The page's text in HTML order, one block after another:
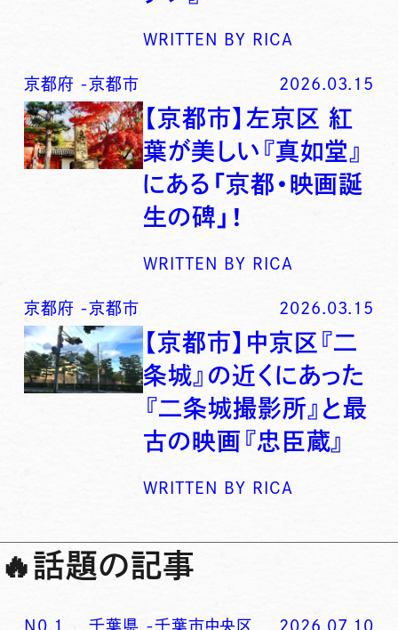
WRITTEN BY RICA
京都府 -京都市 2026.03.15
【京都市】左京区 紅
葉が美しい『真如堂』
にある「京都・映画誕
生の碑」！
WRITTEN BY RICA
京都府 -京都市 2026.03.15
【京都市】中京区『二
条城』の近くにあった
『二条城撮影所』と最
古の映画『忠臣蔵』
WRITTEN BY RICA
🔥話題の記事
N0. 1 千葉県 -千葉市中央区 2026.07.10